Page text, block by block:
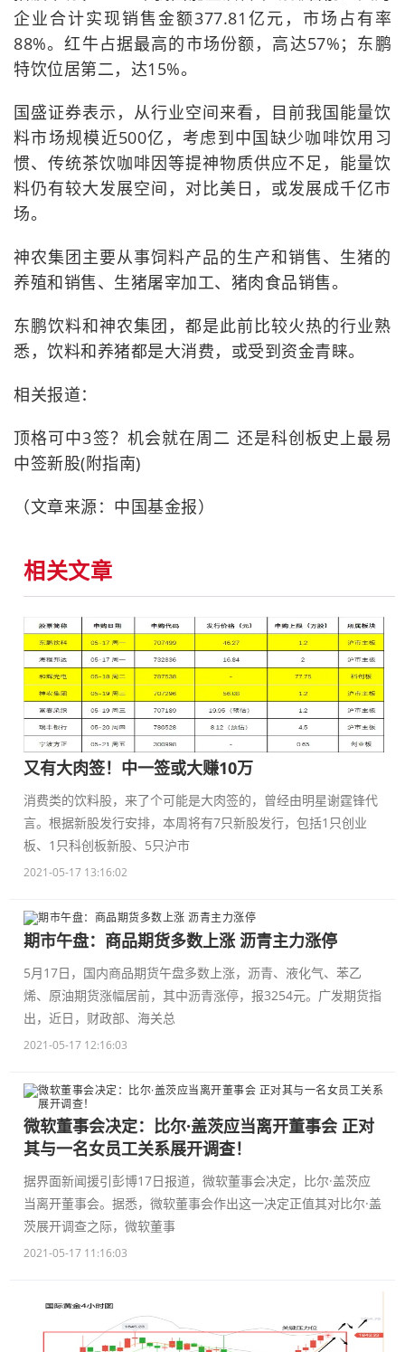
企业合计实现销售金额377.81亿元，市场占有率
88%。红牛占据最高的市场份额，高达57%；东鹏
特饮位居第二，达15%。
国盛证券表示，从行业空间来看，目前我国能量饮
料市场规模近500亿，考虑到中国缺少咖啡饮用习
惯、传统茶饮咖啡因等提神物质供应不足，能量饮
料仍有较大发展空间，对比美日，或发展成千亿市
场。
神农集团主要从事饲料产品的生产和销售、生猪的
养殖和销售、生猪屠宰加工、猪肉食品销售。
东鹏饮料和神农集团，都是此前比较火热的行业熟
悉，饮料和养猪都是大消费，或受到资金青睐。
相关报道：
顶格可中3签？机会就在周二 还是科创板史上最易
中签新股(附指南)
（文章来源：中国基金报）
相关文章
又有大肉签！中一签或大赚10万
消费类的饮料股，来了个可能是大肉签的，曾经由明星谢霆锋代
言。根据新股发行安排，本周将有7只新股发行，包括1只创业
板、1只科创板新股、5只沪市
2021-05-17 13:16:02
期市午盘：商品期货多数上涨 沥青主力涨停
5月17日，国内商品期货午盘多数上涨，沥青、液化气、苯乙
烯、原油期货涨幅居前，其中沥青涨停，报3254元。广发期货指
出，近日，财政部、海关总
2021-05-17 12:16:03
微软董事会决定：比尔·盖茨应当离开董事会 正对
其与一名女员工关系展开调查！
据界面新闻援引彭博17日报道，微软董事会决定，比尔·盖茨应
当离开董事会。据悉，微软董事会作出这一决定正值其对比尔·盖
茨展开调查之际，微软董事
2021-05-17 11:16:03